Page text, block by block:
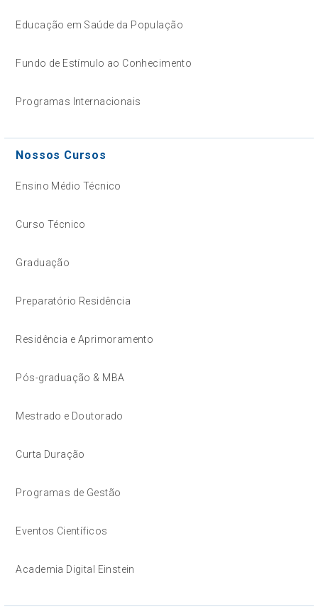
Educação em Saúde da População
Fundo de Estímulo ao Conhecimento
Programas Internacionais
Nossos Cursos
Ensino Médio Técnico
Curso Técnico
Graduação
Preparatório Residência
Residência e Aprimoramento
Pós-graduação & MBA
Mestrado e Doutorado
Curta Duração
Programas de Gestão
Eventos Científicos
Academia Digital Einstein